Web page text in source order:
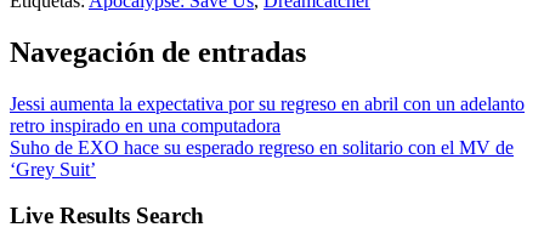
Navegación de entradas
Jessi aumenta la expectativa por su regreso en abril con un adelanto
retro inspirado en una computadora
Suho de EXO hace su esperado regreso en solitario con el MV de
‘Grey Suit’
Live Results Search